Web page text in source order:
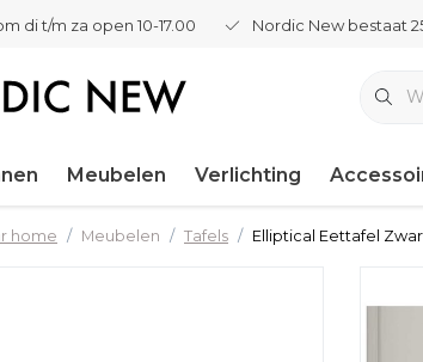
di t/m za open 10-17.00 Nordic New bestaat
Meubelen Verlichting
home Meubelen Tafels Elliptical Eettafel